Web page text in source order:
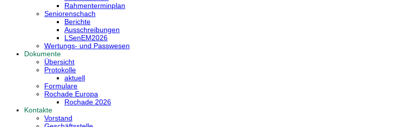
Rahmenterminplan
Seniorenschach
Berichte
Ausschreibungen
LSenEM2026
Wertungs- und Passwesen
Dokumente
Übersicht
Protokolle
aktuell
Formulare
Rochade Europa
Rochade 2026
Kontakte
Vorstand